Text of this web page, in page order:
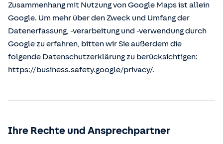
Zusammenhang mit Nutzung von Google Maps ist allein
Google. Um mehr über den Zweck und Umfang der
Datenerfassung, -verarbeitung und -verwendung durch
Google zu erfahren, bitten wir Sie außerdem die
folgende Datenschutzerklärung zu berücksichtigen:
https://business.safety.google/privacy/.
Ihre Rechte und Ansprechpartner